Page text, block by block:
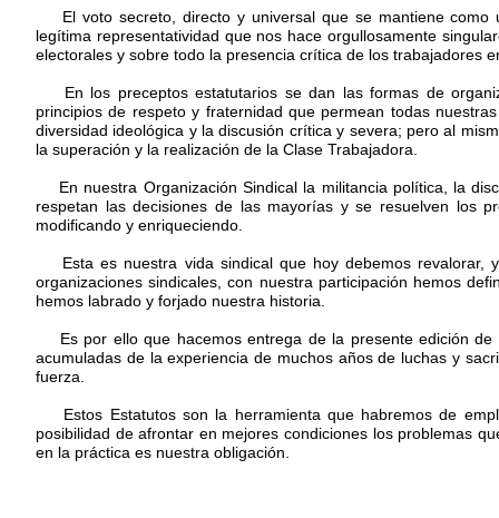
El voto secreto, directo y universal que se mantiene como
legítima representatividad que nos hace orgullosamente
electorales y sobre todo la presencia crítica de los trabajadores
En los preceptos estatutarios se dan las formas de
principios de respeto y fraternidad que permean todas
diversidad ideológica y la discusión crítica y severa; pero al
la superación y la realización de la Clase Trabajadora.
En nuestra Organización Sindical la militancia política, la
respetan las decisiones de las mayorías y se resuelven los
modificando y enriqueciendo.
Esta es nuestra vida sindical que hoy debemos revalorar,
organizaciones sindicales, con nuestra participación hemos
hemos labrado y forjado nuestra historia.
Es por ello que hacemos entrega de la presente edición de
acumuladas de la experiencia de muchos años de luchas y
fuerza.
Estos Estatutos son la herramienta que habremos de
posibilidad de afrontar en mejores condiciones los problemas
en la práctica es nuestra obligación.